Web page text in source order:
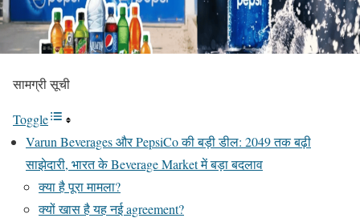
सामग्री सूची
Toggle
Varun Beverages और PepsiCo की बड़ी डील: 2049 तक बढ़ी
साझेदारी, भारत के Beverage Market में बड़ा बदलाव
क्या है पूरा मामला?
क्यों खास है यह नई agreement?